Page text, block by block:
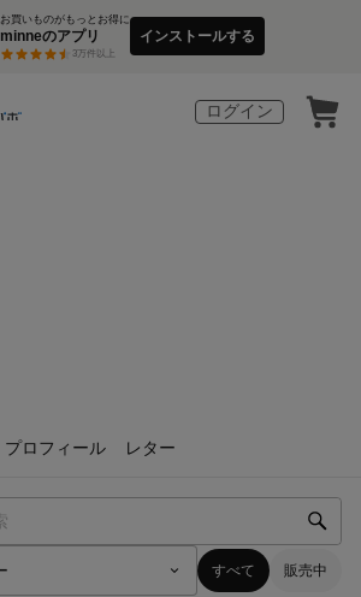
お買いものがもっとお得に
minneのアプリ
3万件以上
インストールする
ログイン
プロフィール レター
すべて 販売中